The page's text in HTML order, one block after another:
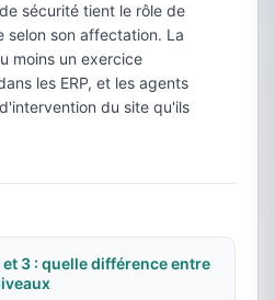
sécurité tient le rôle de
son affectation. La
moins un exercice
les ERP, et les agents
du site qu'ils
et 3 : quelle différence entre